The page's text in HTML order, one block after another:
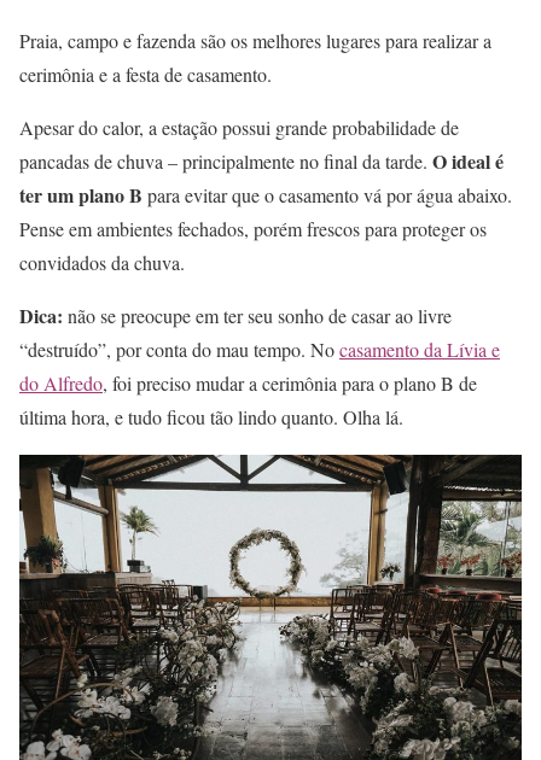
Praia, campo e fazenda são os melhores lugares para realizar a
cerimônia e a festa de casamento.
Apesar do calor, a estação possui grande probabilidade de
pancadas de chuva – principalmente no final da tarde. O ideal é
ter um plano B para evitar que o casamento vá por água abaixo.
Pense em ambientes fechados, porém frescos para proteger os
convidados da chuva.
Dica: não se preocupe em ter seu sonho de casar ao livre
“destruído”, por conta do mau tempo. Nocasamento da Lívia e
do Alfredo, foi preciso mudar a cerimônia para o plano B de
última hora, e tudo ficou tão lindo quanto. Olha lá.